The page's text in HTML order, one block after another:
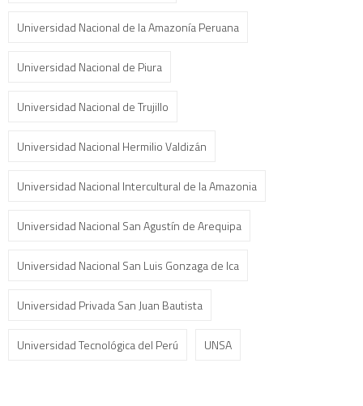
Universidad Nacional de la Amazonía Peruana
Universidad Nacional de Piura
Universidad Nacional de Trujillo
Universidad Nacional Hermilio Valdizán
Universidad Nacional Intercultural de la Amazonia
Universidad Nacional San Agustín de Arequipa
Universidad Nacional San Luis Gonzaga de Ica
Universidad Privada San Juan Bautista
Universidad Tecnológica del Perú UNSA